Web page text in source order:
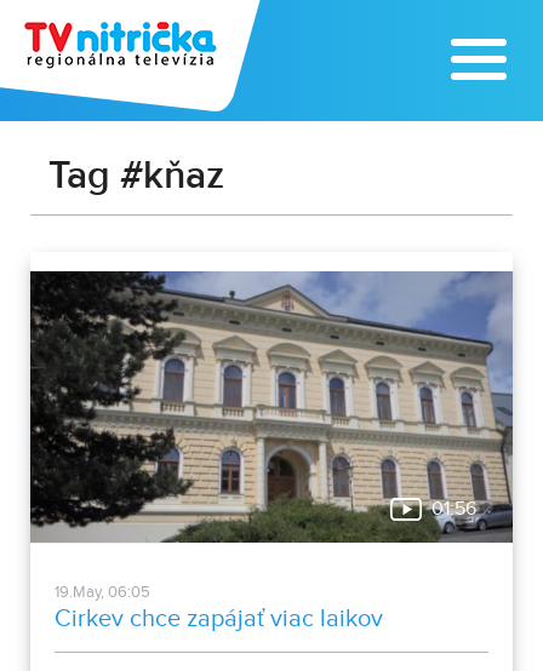
Tag #kňaz
01:56
19.May, 06:05
Cirkev chce zapájať viac laikov